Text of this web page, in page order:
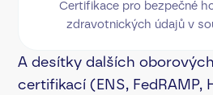
Certifikace pro bezpečné
zdravotnických údajů v
A desítky dalších
certifikací (ENS, FedRAMP,